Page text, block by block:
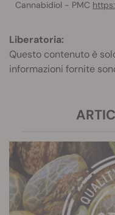
Cannabidiol - PMC
Liberatoria:
Questo contenuto è
informazioni fornite